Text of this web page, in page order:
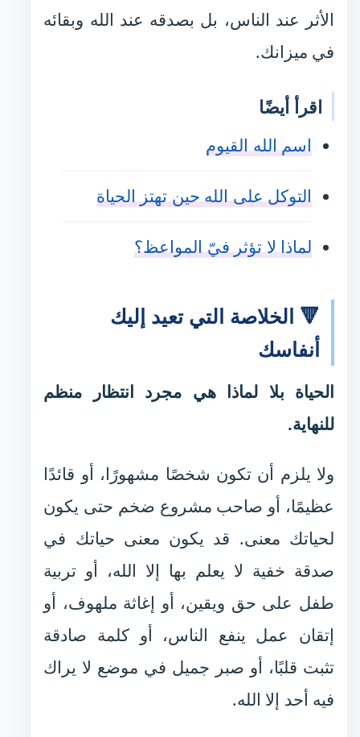
الأثر عند الناس، بل بصدقه عند الله وبقائه
في ميزانك.
اقرأ أيضًا
اسم الله القيوم
التوكل على الله حين تهتز الحياة
لماذا لا تؤثر فيّ المواعظ؟
🔻 الخلاصة التي تعيد إليك
أنفاسك
الحياة بلا لماذا هي مجرد انتظار منظم
للنهاية.
ولا يلزم أن تكون شخصًا مشهورًا، أو قائدًا
عظيمًا، أو صاحب مشروع ضخم حتى يكون
لحياتك معنى. قد يكون معنى حياتك في
صدقة خفية لا يعلم بها إلا الله، أو تربية
طفل على حق ويقين، أو إغاثة ملهوف، أو
إتقان عمل ينفع الناس، أو كلمة صادقة
تثبت قلبًا، أو صبر جميل في موضع لا يراك
فيه أحد إلا الله.